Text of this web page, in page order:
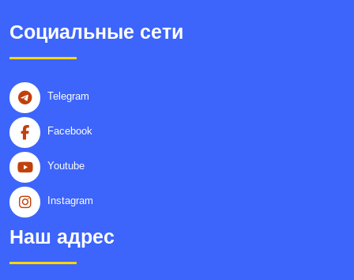
Социальные сети
Telegram
Facebook
Youtube
Instagram
Наш адрес